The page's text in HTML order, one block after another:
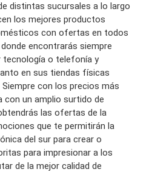
distintas sucursales a lo largo
los mejores productos
con ofertas en todos
encontrarás siempre
tecnología o telefonía y
en sus tiendas físicas
con los precios más
con un amplio surtido de
las ofertas de la
que te permitirán la
del sur para crear o
para impresionar a los
de la mejor calidad de